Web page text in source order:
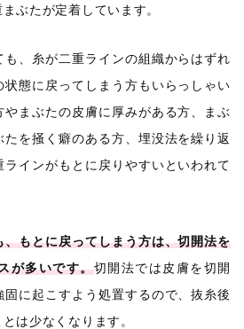
ぶたが定着しています。
も、糸が二重ラインの組織からはずれ
状態に戻ってしまう方もいらっしゃい
やまぶたの皮膚に厚みがある方、まぶ
を掻く癖のある方、埋没法を繰り返
ラインがもとに戻りやすいといわれて
もとに戻ってしまう方は、切開法を
が多いです。切開法では皮膚を切開
固に起こすよう処置するので、抜糸後
は少なくなります。